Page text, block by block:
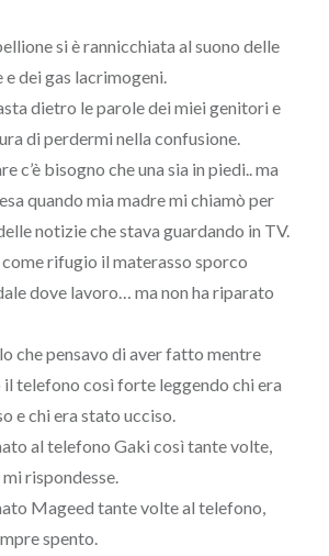
si è rannicchiata al suono delle
dei gas lacrimogeni.
dietro le parole dei miei genitori e
di perdermi nella confusione.
c’è bisogno che una sia in piedi.. ma
quando mia madre mi chiamò per
notizie che stava guardando in TV.
rifugio il materasso sporco
dove lavoro… ma non ha riparato
che pensavo di aver fatto mentre
telefono così forte leggendo chi era
e chi era stato ucciso.
al telefono Gaki così tante volte,
rispondesse.
Mageed tante volte al telefono,
spento.